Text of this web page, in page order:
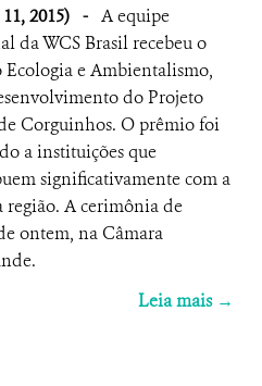
2015) - A equipe
da WCS Brasil recebeu o
Ecologia e Ambientalismo,
do Projeto
Corguinhos. O prêmio foi
a instituições que
significativamente com a
região. A cerimônia de
ontem, na Câmara
Leia mais →